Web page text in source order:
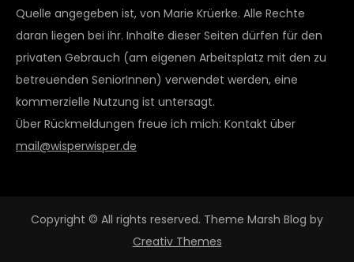
Quelle angegeben ist, von Marie Krüerke. Alle Rechte
daran liegen bei ihr. Inhalte dieser Seiten dürfen für den
privaten Gebrauch (am eigenen Arbeitsplatz mit den zu
betreuenden SeniorInnen) verwendet werden, eine
kommerzielle Nutzung ist untersagt.
Über Rückmeldungen freue ich mich: Kontakt über
mail@wisperwisper.de
Copyright © All rights reserved. Theme Marsh Blog by
Creativ Themes